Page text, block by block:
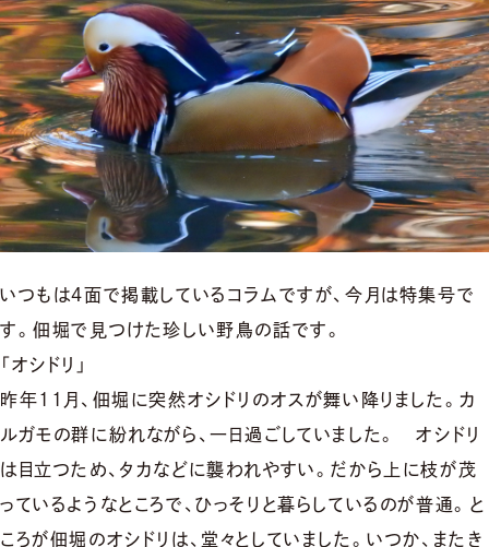
いつもは４面で掲載しているコラムですが、今月は特集号で
す。佃堀で見つけた珍しい野鳥の話です。
「オシドリ」
昨年11月、佃堀に突然オシドリのオスが舞い降りました。カ
ルガモの群に紛れながら、一日過ごしていました。 オシドリ
は目立つため、タカなどに襲われやすい。だから上に枝が茂
っているようなところで、ひっそりと暮らしているのが普通。と
ころが佃堀のオシドリは、堂々としていました。いつか、またき